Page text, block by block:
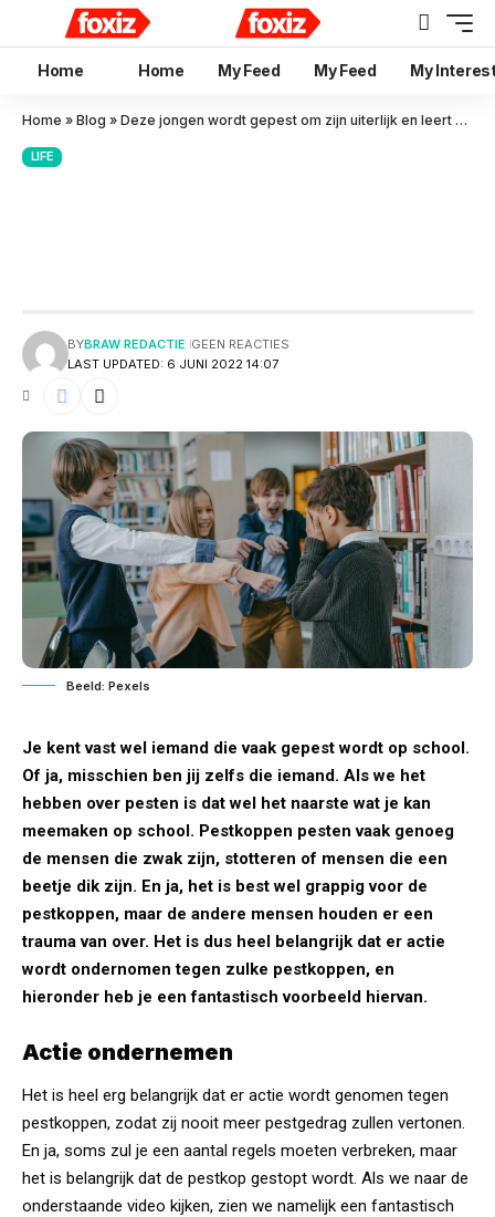
Home Home My Feed My Feed My
Home » Blog » Deze jongen wordt gepest om zijn uiterlijk en leert de pestkop een lesje
LIFE
LAST UPDATED: 6 JUNI 2022 14:07
BYBRAW REDACTIE GEEN REACTIES
Beeld: Pexels
Je kent vast wel iemand die vaak gepest wordt op school.
Of ja, misschien ben jij zelfs die iemand. Als we het
hebben over pesten is dat wel het naarste wat je kan
meemaken op school. Pestkoppen pesten vaak genoeg
de mensen die zwak zijn, stotteren of mensen die een
beetje dik zijn. En ja, het is best wel grappig voor de
pestkoppen, maar de andere mensen houden er een
trauma van over. Het is dus heel belangrijk dat er actie
wordt ondernomen tegen zulke pestkoppen, en
hieronder heb je een fantastisch voorbeeld hiervan.
Actie ondernemen
Het is heel erg belangrijk dat er actie wordt genomen tegen
pestkoppen, zodat zij nooit meer pestgedrag zullen vertonen.
En ja, soms zul je een aantal regels moeten verbreken, maar
het is belangrijk dat de pestkop gestopt wordt. Als we naar de
onderstaande video kijken, zien we namelijk een fantastisch